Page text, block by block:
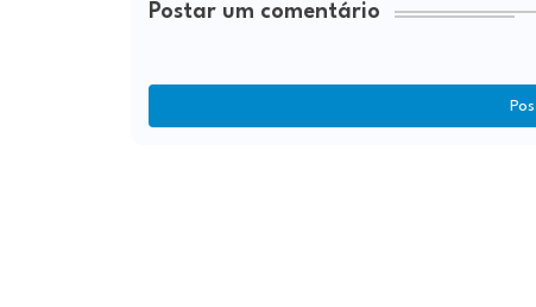
Postar um comentário